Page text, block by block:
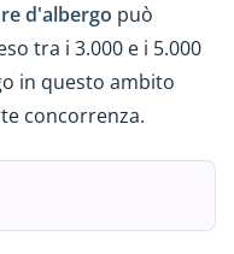
d'albergo può
tra i 3.000 e i 5.000
in questo ambito
concorrenza.